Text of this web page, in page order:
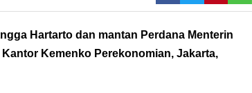
Hartarto dan mantan Perdana Menterin
Kemenko Perekonomian, Jakarta,